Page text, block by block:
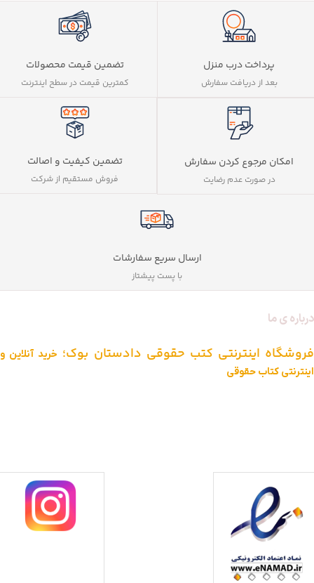
پرداخت درب منزل
بعد از دریافت سفارش
تضمین قیمت محصولات
کمترین قیمت در سطح اینترنت
امکان مرجوع کردن سفارش
در صورت عدم رضایت
تضمین کیفیت و اصالت
فروش مستقیم از شرکت
ارسال سریع سفارشات
با پست پیشتاز
درباره ی ما
فروشگاه اینترنتی کتب حقوقی دادستان بوک؛ خرید آنلاین و
اینترنتی کتاب حقوقی